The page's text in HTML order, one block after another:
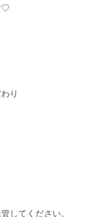
♡
り
してください。